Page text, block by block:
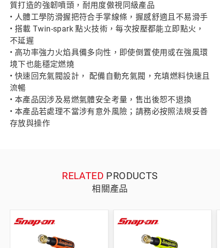
質打造的強韌噴頭，耐用度傲視同級產品
• 人體工學防滑握把符合手掌線條，握感舒適且不易滑手
• 搭載 Twin-spark 點火技術，每次按壓都能立即點火，
不延遲
• 高功率強力火焰具備多向性，即使倒置使用或在強風環
境下也能穩定燃燒
• 快速回充氣閥設計， 配備自動充氣閥，充填燃料快速且
流暢
• 本產品因涉及易燃氣體安全考量，售出後恕不退換
• 本產品若處理不當涉有意外風險；請務必按照法規妥善
存放與操作
RELATED PRODUCTS
相關產品